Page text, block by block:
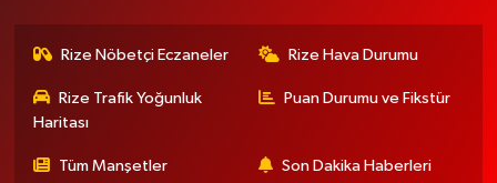
Rize Nöbetçi Eczaneler Rize Hava Durumu
Rize Trafik Yoğunluk
Haritası
Puan Durumu ve Fikstür
Tüm Manşetler Son Dakika Haberleri